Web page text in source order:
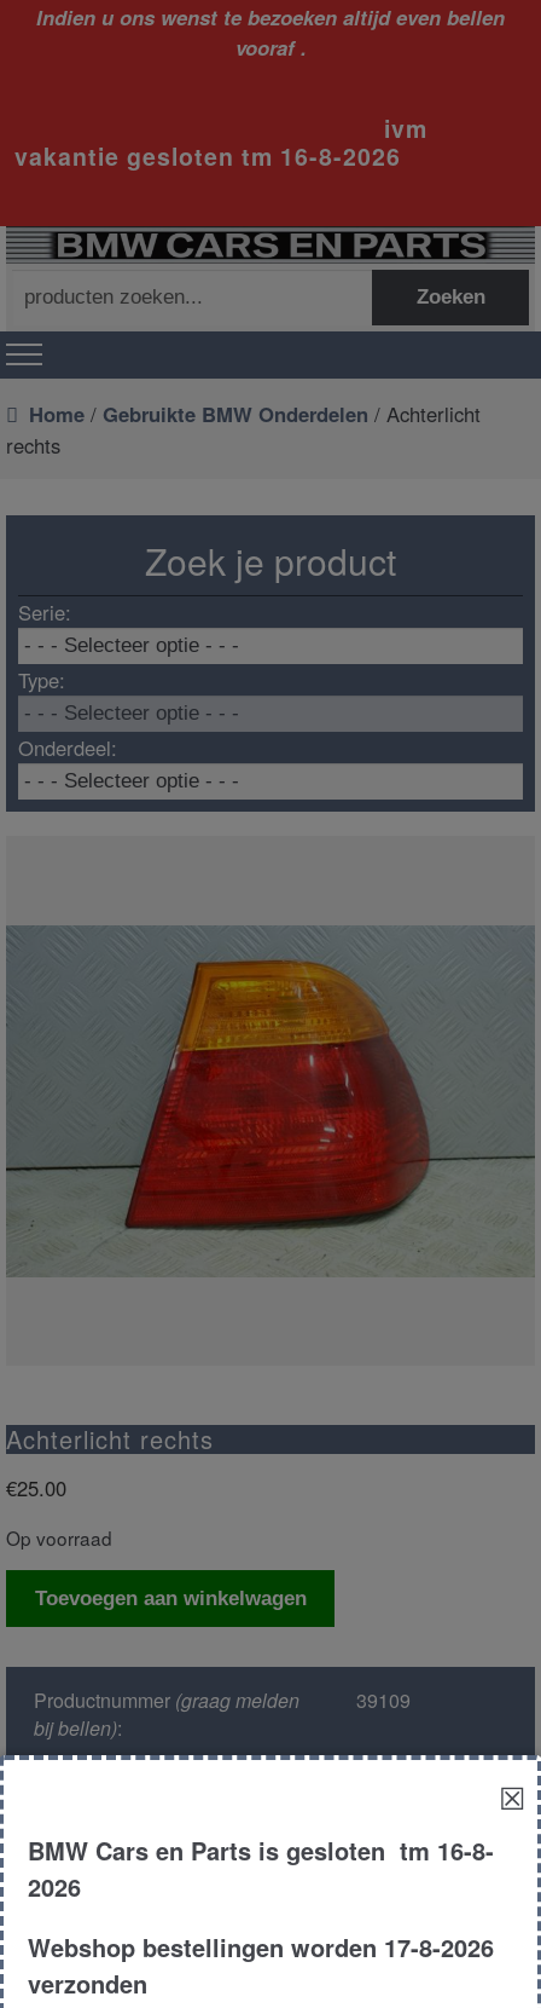
Indien u ons wenst te bezoeken altijd even bellen
vooraf .
ivm
vakantie gesloten tm 16-8-2026
naar:
Zoeken
Home / Gebruikte BMW Onderdelen / Achterlicht
rechts
Zoek je product
Serie:
Type:
Onderdeel:
Achterlicht rechts
€25.00
Op voorraad
Achterlicht
Toevoegen aan winkelwagen
Productnummer(graag melden
bij bellen):
39109
Kleur :
317 - Orientblau
Carroserie : Sedan
☒
BMW Cars en Parts is gesloten tm 16-8-
2026
Webshop bestellingen worden 17-8-2026
verzonden